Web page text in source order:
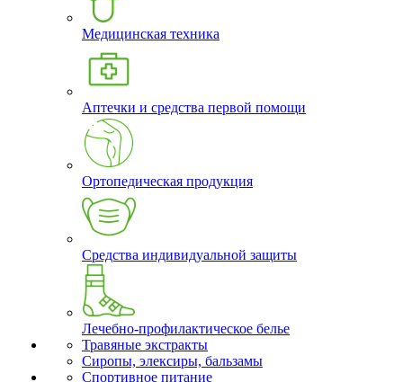
Медицинская техника
Аптечки и средства первой помощи
Ортопедическая продукция
Средства индивидуальной защиты
Лечебно-профилактическое белье
Травяные экстракты
Сиропы, элексиры, бальзамы
Спортивное питание